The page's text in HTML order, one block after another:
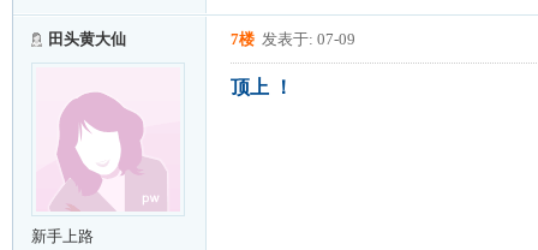
田头黄大仙
新手上路
7楼 发表于: 07-09
顶上 ！